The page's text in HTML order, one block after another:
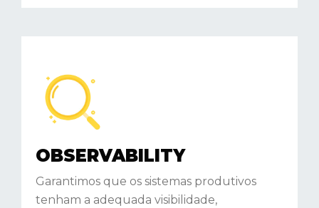
OBSERVABILITY
Garantimos que os sistemas produtivos
tenham a adequada visibilidade,